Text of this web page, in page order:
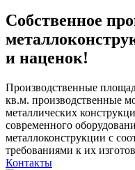
Собственное
и наценок!
Производственные
кв.м. производственные
металлических
современного
металлоконструкции с
требованиями к их
Контакты